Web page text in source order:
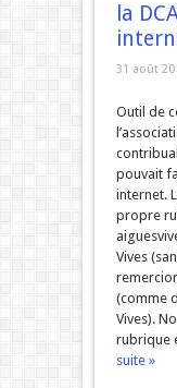
la
31 août
Outil de
pouvait
internet.
propre
Vives
(comme
Vives).
rubrique
suite »